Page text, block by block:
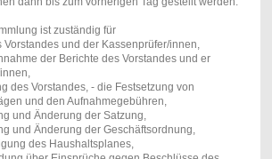
ist zuständig für
Vorstandes und der Kassenprüfer/innen,
der Berichte des Vorstandes und er
des Vorstandes, - die Festsetzung von
und den Aufnahmegebühren,
und Änderung der Satzung,
und Änderung der Geschäftsordnung,
des Haushaltsplanes,